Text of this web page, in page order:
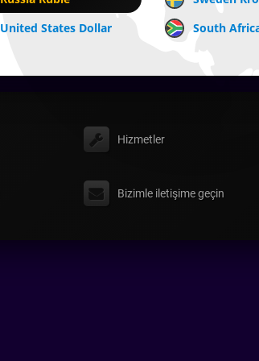
United States Dollar South
Hizmetler
Bizimle iletişime geçin